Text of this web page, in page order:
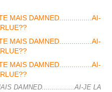
DAMNED................AI-JE LA